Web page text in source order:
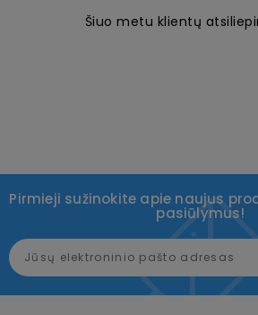
Šiuo metu klientų
Pirmieji sužinokite apie naujus
pasiūlymus!